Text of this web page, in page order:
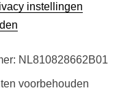
instellingen
NL810828662B01
voorbehouden